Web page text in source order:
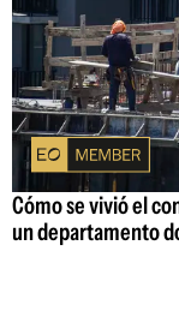
Cómo se vivió el
un departamento